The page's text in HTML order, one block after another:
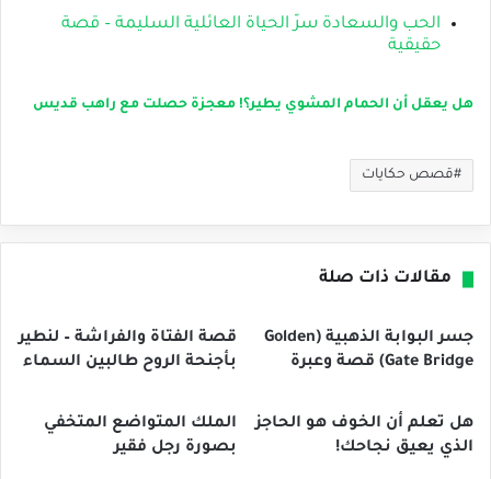
الحب والسعادة سرّ الحياة العائلية السليمة – قصة
حقيقية
هل يعقل أن الحمام المشوي يطير؟! معجزة حصلت مع راهب قديس
قصص حكايات
مقالات ذات صلة
جسر البوابة الذهبية (Golden
Gate Bridge) قصة وعبرة
قصة الفتاة والفراشة – لنطير
بأجنحة الروح طالبين السماء
هل تعلم أن الخوف هو الحاجز
الذي يعيق نجاحك!
الملك المتواضع المتخفي
بصورة رجل فقير